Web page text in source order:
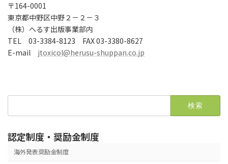
〒164-0001
東京都中野区中野２－２－３
（株）へるす出版事業部内
TEL 03-3384-8123 FAX 03-3380-8627
E-mail jtoxicol@herusu-shuppan.co.jp
認定制度・奨励金制度
海外発表奨励金制度